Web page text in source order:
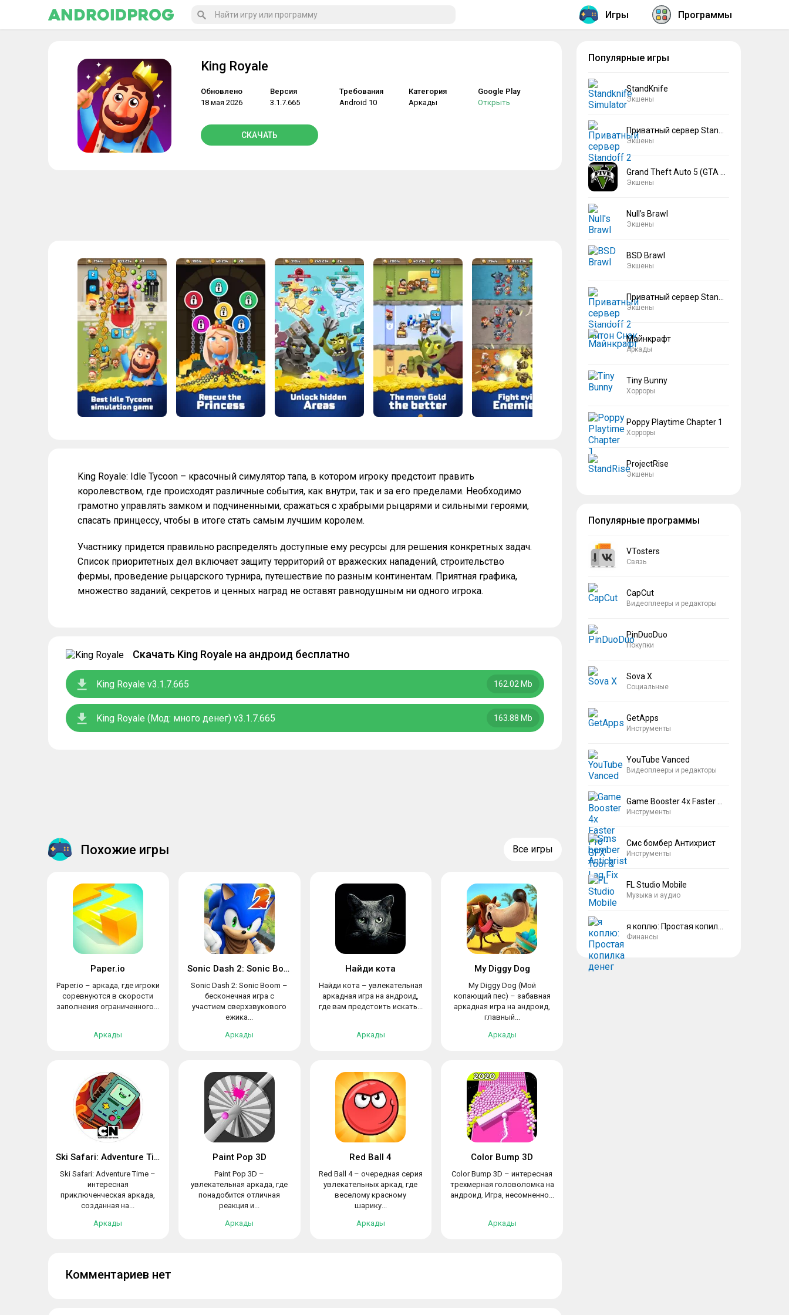
Игры Программы
King Royale
Обновлено
18 мая 2026
Версия
3.1.7.665
Требования
Android 10
Категория
Аркады
Google Play
Открыть
СКАЧАТЬ
King Royale: Idle Tycoon – красочный симулятор тапа, в котором игроку предстоит править
королевством, где происходят различные события, как внутри, так и за его пределами. Необходимо
грамотно управлять замком и подчиненными, сражаться с храбрыми рыцарями и сильными героями,
спасать принцессу, чтобы в итоге стать самым лучшим королем.
Участнику придется правильно распределять доступные ему ресурсы для решения конкретных задач.
Список приоритетных дел включает защиту территорий от вражеских нападений, строительство
фермы, проведение рыцарского турнира, путешествие по разным континентам. Приятная графика,
множество заданий, секретов и ценных наград не оставят равнодушным ни одного игрока.
Скачать King Royale на андроид бесплатно
King Royale v3.1.7.665 162.02 Mb
King Royale (Мод: много денег) v3.1.7.665 163.88 Mb
Похожие игры Все игры
Paper.io
Paper.io – аркада, где игроки
соревнуются в скорости
заполнения ограниченного...
Аркады
Sonic Dash 2: Sonic Boom
Sonic Dash 2: Sonic Boom –
бесконечная игра с
участием сверхзвукового
ежика...
Аркады
Найди кота
Найди кота – увлекательная
аркадная игра на андроид,
где вам предстоить искать...
Аркады
My Diggy Dog
My Diggy Dog (Мой
копающий пес) – забавная
аркадная игра на андроид,
главный...
Аркады
Ski Safari: Adventure Time
Ski Safari: Adventure Time –
интересная
приключенческая аркада,
созданная на...
Аркады
Paint Pop 3D
Paint Pop 3D –
увлекательная аркада, где
понадобится отличная
реакция и...
Аркады
Red Ball 4
Red Ball 4 – очередная серия
увлекательных аркад, где
веселому красному
шарику...
Аркады
Color Bump 3D
Color Bump 3D – интересная
трехмерная головоломка на
андроид. Игра, несомненно...
Аркады
Комментариев нет
Популярные игры
StandKnife
Экшены
Экшены
Экшены
Null’s Brawl
Экшены
BSD Brawl
Экшены
Экшены
Майнкрафт
Аркады
Tiny Bunny
Хорроры
Poppy Playtime Chapter 1
Хорроры
ProjectRise
Экшены
Популярные программы
VTosters
Связь
CapCut
Видеоплееры и редакторы
PinDuoDuo
Покупки
Sova X
Социальные
GetApps
Инструменты
YouTube Vanced
Видеоплееры и редакторы
Инструменты
Смс бомбер Антихрист
Инструменты
FL Studio Mobile
Музыка и аудио
Финансы